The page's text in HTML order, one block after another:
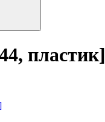
пластик]